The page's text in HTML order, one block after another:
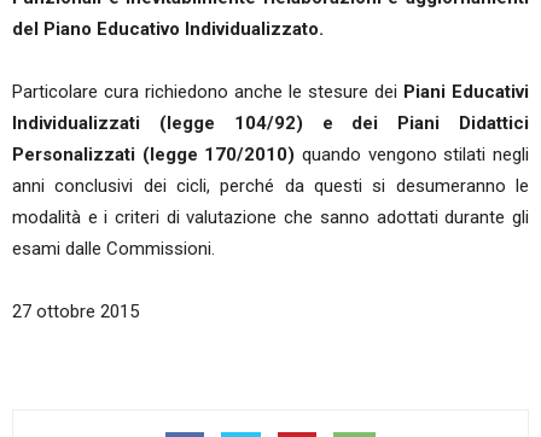
del Piano Educativo Individualizzato.
Particolare cura richiedono anche le stesure dei Piani Educativi
Individualizzati (legge 104/92) e dei Piani Didattici
Personalizzati (legge 170/2010) quando vengono stilati negli
anni conclusivi dei cicli, perché da questi si desumeranno le
modalità e i criteri di valutazione che sanno adottati durante gli
esami dalle Commissioni.
27 ottobre 2015